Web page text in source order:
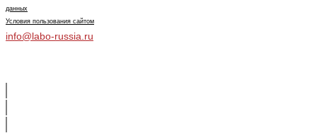
данных
Условия пользования сайтом
info@labo-russia.ru